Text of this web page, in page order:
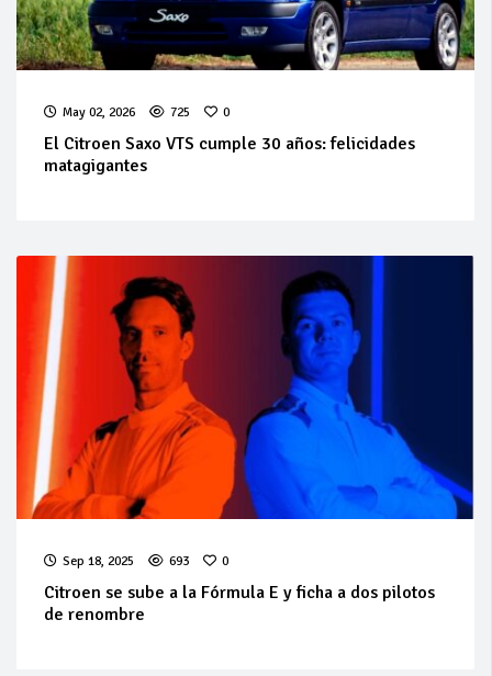
May 02, 2026 725 0
El Citroen Saxo VTS cumple 30 años: felicidades
matagigantes
Sep 18, 2025 693 0
Citroen se sube a la Fórmula E y ficha a dos pilotos
de renombre